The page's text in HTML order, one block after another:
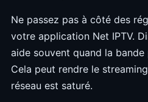
Ne passez pas à côté des
votre application Net IPTV.
aide souvent quand la
Cela peut rendre le
réseau est saturé.